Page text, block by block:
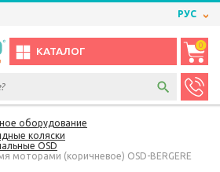
РУС
КАТАЛОГ
0
оборудование
коляски
OSD
моторами (коричневое) OSD-BERGERE